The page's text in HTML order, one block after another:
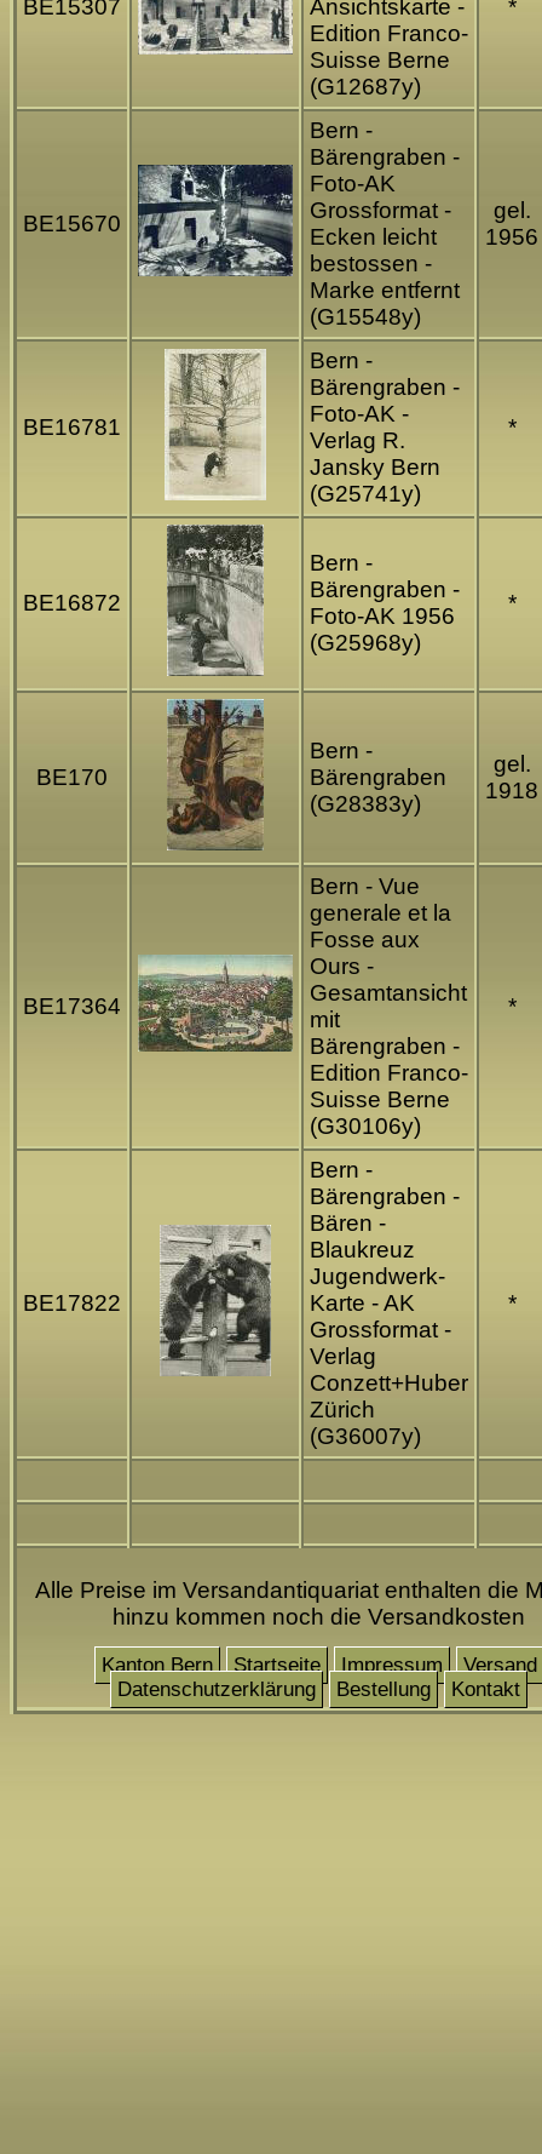
BE15307
Ansichtskarte -
Edition Franco-
Suisse Berne
(G12687y)
*
BE15670
Bern -
Bärengraben -
Foto-AK
Grossformat -
Ecken leicht
bestossen -
Marke entfernt
(G15548y)
gel.
1956
BE16781
Bern -
Bärengraben -
Foto-AK -
Verlag R.
Jansky Bern
(G25741y)
*
BE16872
Bern -
Bärengraben -
Foto-AK 1956
(G25968y)
*
BE170
Bern -
Bärengraben
(G28383y)
gel.
1918
BE17364
Bern - Vue
generale et la
Fosse aux
Ours -
Gesamtansicht
mit
Bärengraben -
Edition Franco-
Suisse Berne
(G30106y)
*
BE17822
Bern -
Bärengraben -
Bären -
Blaukreuz
Jugendwerk-
Karte - AK
Grossformat -
Verlag
Conzett+Huber
Zürich
(G36007y)
*
Alle Preise im Versandantiquariat enthalten die
hinzu kommen noch die Versandkosten
Kanton Bern Startseite Impressum
Versand
Datenschutzerklärung
Bestellung Kontakt